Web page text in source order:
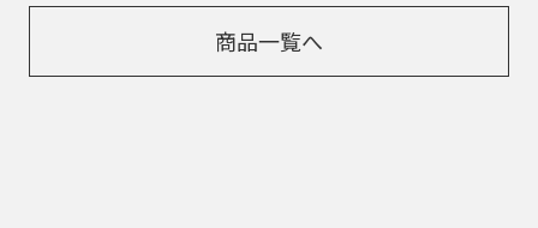
商品一覧へ